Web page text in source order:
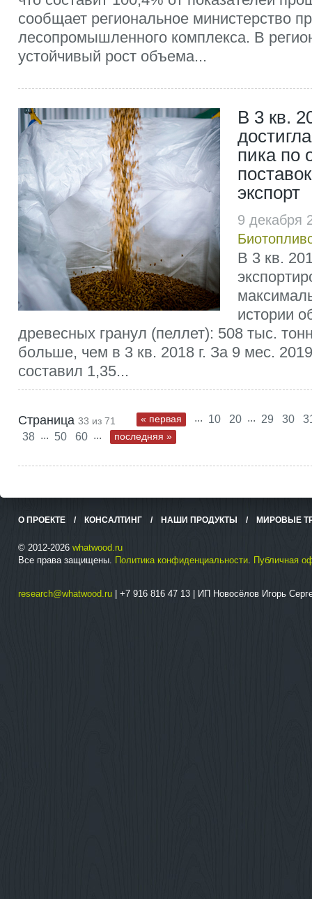
сообщает региональное министерство
лесопромышленного комплекса. В
устойчивый рост объема...
В 3 кв.
пика по
экспорт
9 декабря
В 3 кв.
истории
древесных гранул (пеллет): 508 тыс.
больше, чем в 3 кв. 2018 г. За 9 мес.
составил 1,35...
Страница 33 из 71 « первая ... 10 20 ... 29 30
38 ... 50 60 ... последняя »
О ПРОЕКТЕ / КОНСАЛТИНГ / НАШИ ПРОДУКТЫ / МИРОВЫЕ
© 2012-2026 whatwood.ru
Все права защищены. Политика конфиденциальности. Публичная
research@whatwood.ru | +7 916 816 47 13 | ИП Новосёлов Игорь